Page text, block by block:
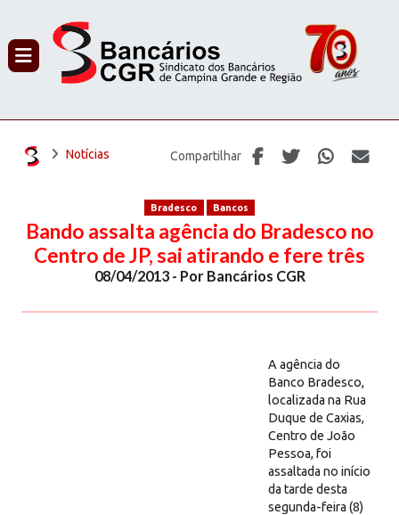
Notícias Compartilhar
Bradesco Bancos
Bando assalta agência do Bradesco no
Centro de JP, sai atirando e fere três
08/04/2013 - Por Bancários CGR
A agência do
Banco Bradesco,
localizada na Rua
Duque de Caxias,
Centro de João
Pessoa, foi
assaltada no início
da tarde desta
segunda-feira (8)